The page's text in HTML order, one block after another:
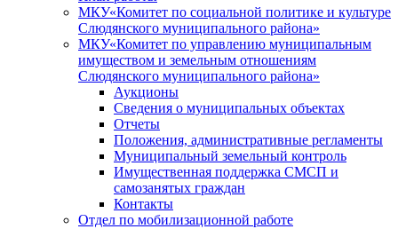
МКУ«Комитет по социальной политике и культуре
Слюдянского муниципального района»
МКУ«Комитет по управлению муниципальным
имуществом и земельным отношениям
Слюдянского муниципального района»
Аукционы
Сведения о муниципальных объектах
Отчеты
Положения, административные регламенты
Муниципальный земельный контроль
Имущественная поддержка СМСП и
самозанятых граждан
Контакты
Отдел по мобилизационной работе